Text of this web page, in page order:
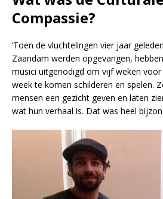
Compassie?
‘Toen de vluchtelingen vier jaar
Zaandam werden opgevangen,
musici uitgenodigd om vijf weken voor
week te komen schilderen en spelen.
mensen een gezicht geven en laten
wat hun verhaal is. Dat was heel